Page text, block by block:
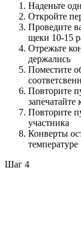
Наденьте
Откройте
Проведите
щеки 10-15
Отрежьте
держались
Поместите
Повторите
запечатайте
Повторите
участника
Конверты
температуре
Шаг 4